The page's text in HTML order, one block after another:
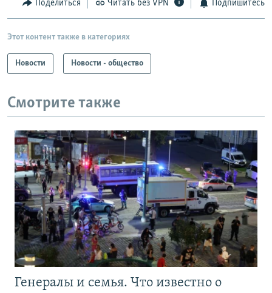
Поделиться Читать без VPN Подпишитесь
Этот контент также в категориях
Новости Новости - общество
Смотрите также
Генералы и семья. Что известно о